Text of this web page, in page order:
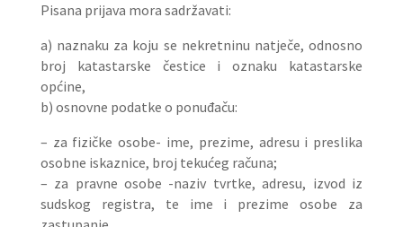
Pisana prijava mora sadržavati:
a) naznaku za koju se nekretninu natječe, odnosno
broj katastarske čestice i oznaku katastarske
općine,
b) osnovne podatke o ponuđaču:
– za fizičke osobe- ime, prezime, adresu i preslika
osobne iskaznice, broj tekućeg računa;
– za pravne osobe -naziv tvrtke, adresu, izvod iz
sudskog registra, te ime i prezime osobe za